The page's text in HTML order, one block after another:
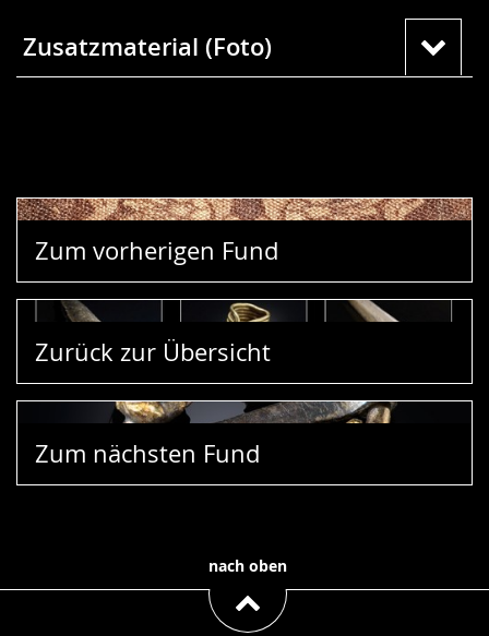
Zusatzmaterial (Foto)
Zum vorherigen Fund
Zurück zur Übersicht
Zum nächsten Fund
nach oben